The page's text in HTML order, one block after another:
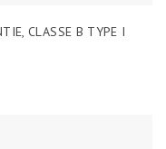
CLASSE B TYPE I